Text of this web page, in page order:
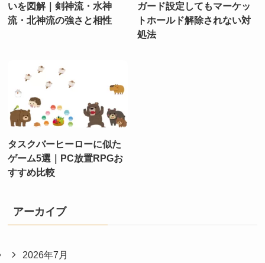
いを図解｜剣神流・水神
流・北神流の強さと相性
ガード設定してもマーケッ
トホールド解除されない対
処法
タスクバーヒーローに似た
ゲーム5選｜PC放置RPGお
すすめ比較
アーカイブ
2026年7月